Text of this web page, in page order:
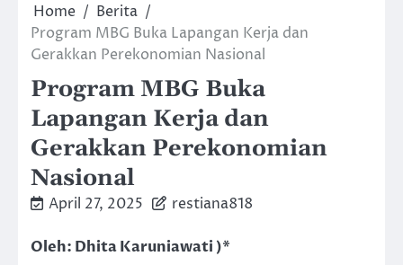
Home
Berita
Program MBG Buka Lapangan Kerja dan
Gerakkan Perekonomian Nasional
Program MBG Buka
Lapangan Kerja dan
Gerakkan Perekonomian
Nasional
April 27, 2025 restiana818
Oleh: Dhita Karuniawati )*